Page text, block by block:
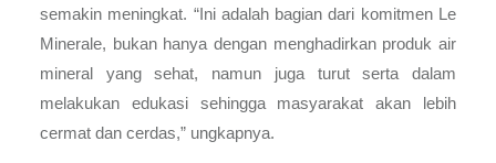
semakin meningkat. “Ini adalah bagian dari komitmen Le
Minerale, bukan hanya dengan menghadirkan produk air
mineral yang sehat, namun juga turut serta dalam
melakukan edukasi sehingga masyarakat akan lebih
cermat dan cerdas,” ungkapnya.